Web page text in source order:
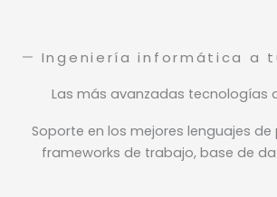
Ingeniería informática a
Las más avanzadas tecnologías
Soporte en los mejores lenguajes
frameworks de trabajo, base de